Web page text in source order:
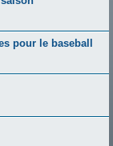
pour le baseball